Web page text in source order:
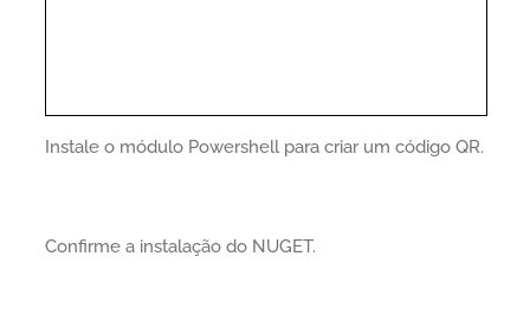
Instale o módulo Powershell para criar um código QR.
Confirme a instalação do NUGET.